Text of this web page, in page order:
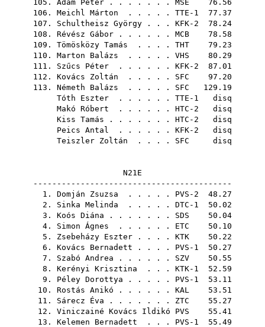
105. Ádám Péter . . . . . . . MSE 76.56
106. Meichl Márton . . . . . TTE-1 77.37
107. Schultheisz György . . . KFK-2 78.24
108. Révész Gábor . . . . . . MCB 78.58
109. Tömösközy Tamás . . . . THT 79.23
110. Marton Balázs . . . . . VHS 80.29
111. Szűcs Péter . . . . . . KFK-2 87.01
112. Kovács Zoltán . . . . . SFC 97.20
113. Németh Balázs . . . . . SFC 129.19
Tóth Eszter . . . . . . TTE-1 disq
Makó Róbert . . . . . . HTC-2 disq
Kiss Tamás . . . . . . . HTC-2 disq
Peics Antal . . . . . . KFK-2 disq
Teiszler Zoltán . . . . SFC disq
N21E
------------------------------------------
1. Domján Zsuzsa . . . . . PVS-2 48.27
2. Sinka Melinda . . . . . DTC-1 50.02
3. Koós Diána . . . . . . . SDS 50.04
4. Simon Ágnes . . . . . . ETC 50.10
5. Zsebeházy Eszter . . . . KTK 50.22
6. Kovács Bernadett . . . . PVS-1 50.27
7. Szabó Andrea . . . . . . SZV 50.55
8. Kerényi Krisztina . . . KTK-1 52.59
9. Péley Dorottya . . . . . PVS-1 53.11
10. Rostás Anikó . . . . . . KAL 53.51
11. Sárecz Éva . . . . . . . ZTC 55.27
12. Viniczainé Kovács Ildikó PVS 55.41
13. Kelemen Bernadett . . . PVS-1 55.49